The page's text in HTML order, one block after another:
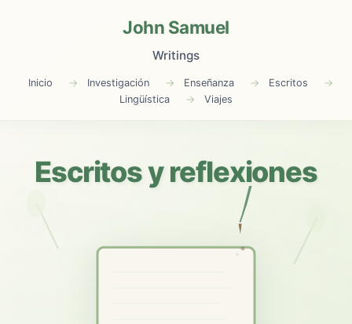
John Samuel
Writings
Inicio Investigación Enseñanza
Escritos
Lingüística
Viajes
Escritos y reflexiones